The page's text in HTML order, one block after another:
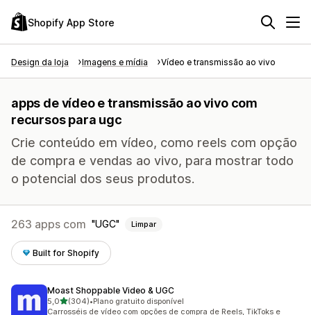
Shopify App Store
Design da loja Imagens e mídia Vídeo e transmissão ao vivo
apps de vídeo e transmissão ao vivo com
recursos para ugc
Crie conteúdo em vídeo, como reels com opção
de compra e vendas ao vivo, para mostrar todo
o potencial dos seus produtos.
263 apps com UGC Limpar
Built for Shopify
Moast Shoppable Video & UGC
5,0de 5 estrelas
(304)
304 avaliações ao todo
•Plano gratuito disponível
Carrosséis de vídeo com opções de compra de Reels, TikToks e